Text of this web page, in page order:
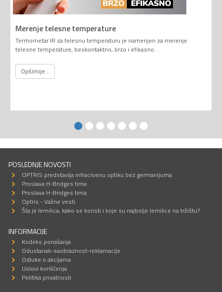
Merenje telesne temperature
Termometar IR za telesnu temperaturu je namenjen za merenje
telesne temperature, beskontaktno, brzo i efikasno.
Opširnije...
POSLEDNJE NOVOSTI
OPTRIS predstavlja infracrvenu optiku bez germanijuma
Proslava H-Bridges tima
Proslava H-Bridges tima
Optris - Važne vesti
Šta je lemilica, kako se koristi i koje su najbolje lemilice na tržištu?
INFORMACIJE
Kodeks ponašanja
Odustanak-saobraznost-reklamacije
Odluke o akcijama
Uslovi korišćenja
Politika privatnosti